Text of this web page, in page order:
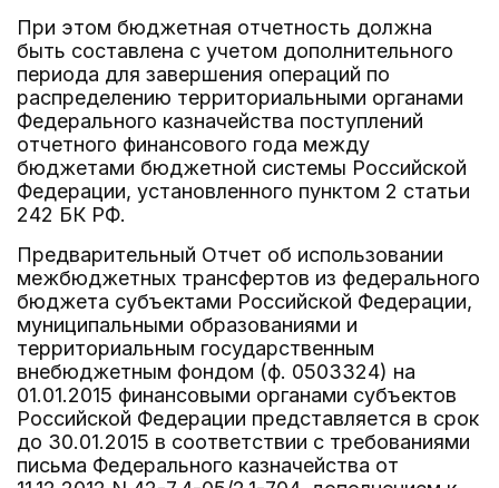
При этом бюджетная отчетность должна
быть составлена с учетом дополнительного
периода для завершения операций по
распределению территориальными органами
Федерального казначейства поступлений
отчетного финансового года между
бюджетами бюджетной системы Российской
Федерации, установленного пунктом 2 статьи
242 БК РФ.
Предварительный Отчет об использовании
межбюджетных трансфертов из федерального
бюджета субъектами Российской Федерации,
муниципальными образованиями и
территориальным государственным
внебюджетным фондом (ф. 0503324) на
01.01.2015 финансовыми органами субъектов
Российской Федерации представляется в срок
до 30.01.2015 в соответствии с требованиями
письма Федерального казначейства от